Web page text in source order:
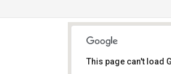
This page can't load